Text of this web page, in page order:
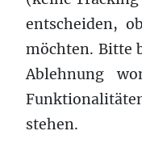
entscheiden,
möchten. Bitte
Ablehnung
stehen.